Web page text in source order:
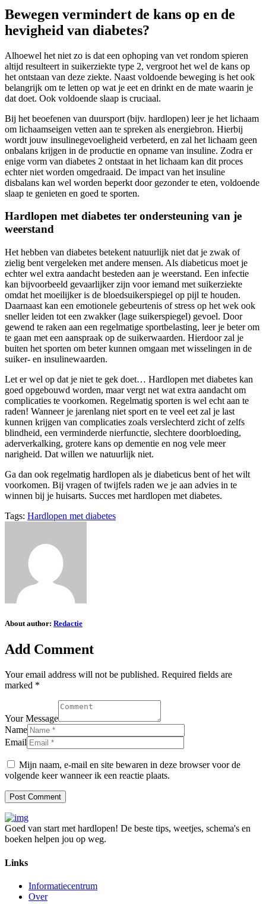
Bewegen vermindert de kans op en de
hevigheid van diabetes?
Alhoewel het niet zo is dat een ophoping van vet rondom spieren
altijd resulteert in suikerziekte type 2, vergroot het wel de kans op
het ontstaan van deze ziekte. Naast voldoende beweging is het ook
belangrijk om te letten op wat je eet en drinkt en de mate waarin je
dat doet. Ook voldoende slaap is cruciaal.
Bij het beoefenen van duursport (bijv. hardlopen) leer je het lichaam
om lichaamseigen vetten aan te spreken als energiebron. Hierbij
wordt jouw insulinegevoeligheid verbeterd, en zal het lichaam geen
onbalans krijgen in de productie en opname van insuline. Zodra er
enige vorm van diabetes 2 ontstaat in het lichaam kan dit proces
echter niet worden omgedraaid. De impact van het insuline
disbalans kan wel worden beperkt door gezonder te eten, voldoende
slaap te genieten en goed te sporten.
Hardlopen met diabetes ter ondersteuning van je
weerstand
Het hebben van diabetes betekent natuurlijk niet dat je zwak of
zielig bent vergeleken met andere mensen. Als diabeticus moet je
echter wel extra aandacht besteden aan je weerstand. Een infectie
kan bijvoorbeeld gevaarlijker zijn voor iemand met suikerziekte
omdat het moeilijker is de bloedsuikerspiegel op pijl te houden.
Daarnaast kan een emotionele gebeurtenis of stress op het wek ook
sneller leiden tot een zwakker (lage suikerspiegel) gevoel. Door
gewend te raken aan een regelmatige sportbelasting, leer je beter om
te gaan met een aanspraak op de suikerwaarden. Hierdoor zal je
buiten het sporten om beter kunnen omgaan met wisselingen in de
suiker- en insulinewaarden.
Let er wel op dat je niet te gek doet… Hardlopen met diabetes kan
goed opgebouwd worden, maar vergt net wat extra aandacht om
complicaties te voorkomen. Regelmatig sporten is wel echt aan te
raden! Wanneer je jarenlang niet sport en te veel eet zal je last
kunnen krijgen van complicaties zoals verslechterd zicht of zelfs
blindheid, een verminderde nierfunctie, slechtere doorbloeding,
aderverkalking, grotere kans op dementie en nog vele meer
narigheid. Dat willen we natuurlijk niet.
Ga dan ook regelmatig hardlopen als je diabeticus bent of het wilt
voorkomen. Bij vragen of twijfels raden we je aan advies in te
winnen bij je huisarts. Succes met hardlopen met diabetes.
Tags: Hardlopen met diabetes
About author: Redactie
Add Comment
Your email address will not be published. Required fields are
marked *
Your Message
Name
Email
Mijn naam, e-mail en site bewaren in deze browser voor de
volgende keer wanneer ik een reactie plaats.
Goed van start met hardlopen! De beste tips, weetjes, schema's en
boeken helpen jou op weg.
Links
Informatiecentrum
Over